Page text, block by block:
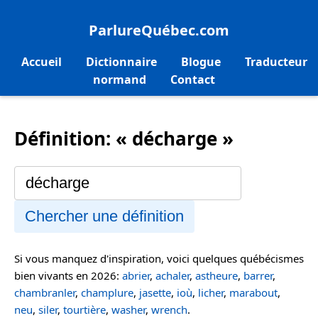
ParlureQuébec.com
Accueil Dictionnaire Blogue
Traducteur
normand
Contact
Définition: « décharge »
Chercher une définition
Si vous manquez d'inspiration, voici quelques québécismes
bien vivants en 2026: abrier, achaler, astheure, barrer,
chambranler, champlure, jasette, ioù, licher, marabout,
neu, siler, tourtière, washer, wrench.